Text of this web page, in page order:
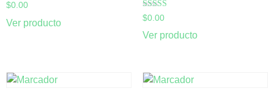
$0.00
Ver producto
Valorado con
5.00
de 5
$0.00
Ver producto